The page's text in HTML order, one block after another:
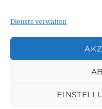
Dienste verwalten
Impressum
Youtube
TSC Seehafen Rostock e.V.